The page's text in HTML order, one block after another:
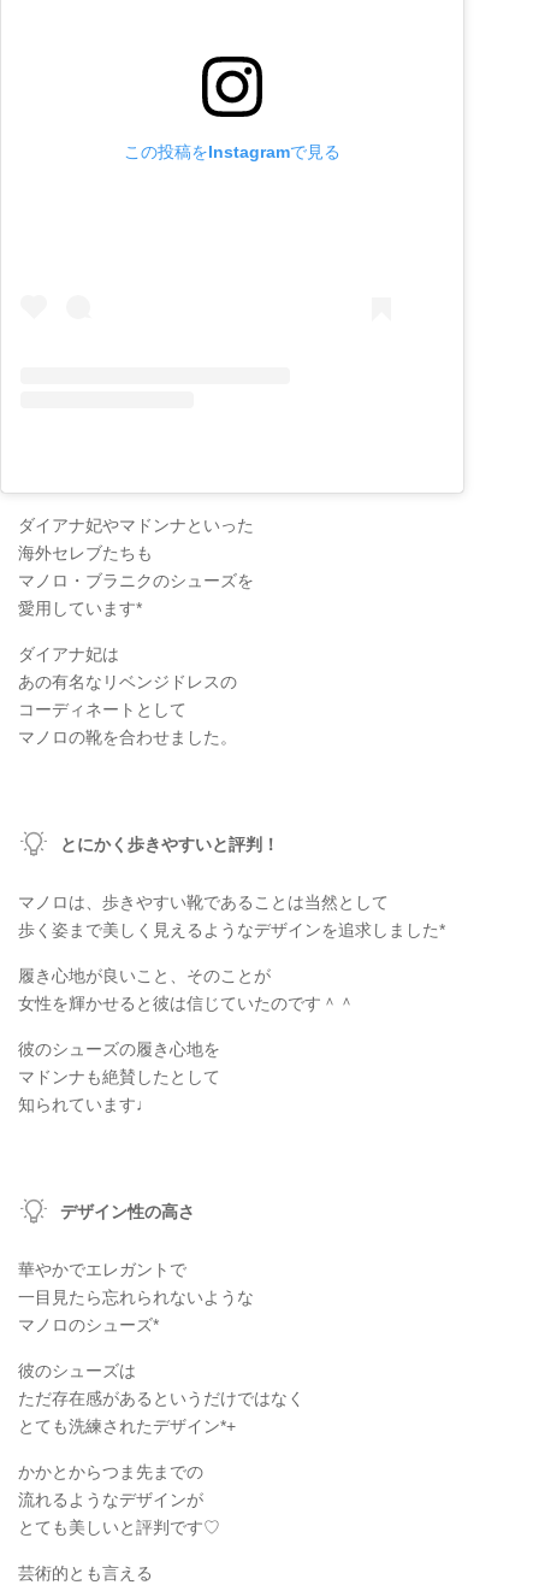
この投稿をInstagramで見る
ダイアナ妃やマドンナといった
海外セレブたちも
マノロ・ブラニクのシューズを
愛用しています*
ダイアナ妃は
あの有名なリベンジドレスの
コーディネートとして
マノロの靴を合わせました。
とにかく歩きやすいと評判！
マノロは、歩きやすい靴であることは当然として
歩く姿まで美しく見えるようなデザインを追求しました*
履き心地が良いこと、そのことが
女性を輝かせると彼は信じていたのです＾＾
彼のシューズの履き心地を
マドンナも絶賛したとして
知られています♩
デザイン性の高さ
華やかでエレガントで
一目見たら忘れられないような
マノロのシューズ*
彼のシューズは
ただ存在感があるというだけではなく
とても洗練されたデザイン*+
かかとからつま先までの
流れるようなデザインが
とても美しいと評判です♡
芸術的とも言える